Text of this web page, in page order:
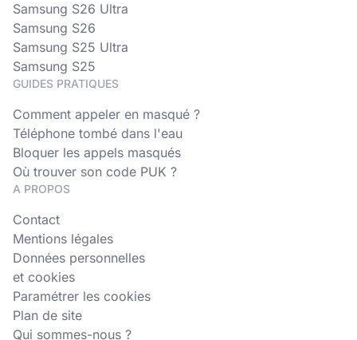
Samsung S26 Ultra
Samsung S26
Samsung S25 Ultra
Samsung S25
GUIDES PRATIQUES
Comment appeler en masqué ?
Téléphone tombé dans l'eau
Bloquer les appels masqués
Où trouver son code PUK ?
A PROPOS
Contact
Mentions légales
Données personnelles
et cookies
Paramétrer les cookies
Plan de site
Qui sommes-nous ?